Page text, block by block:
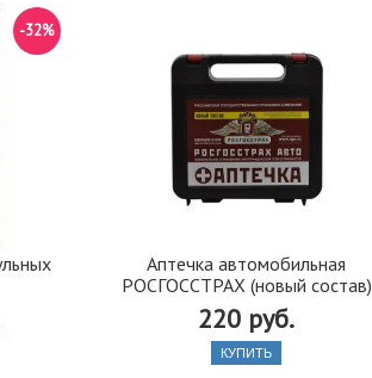
-32%
Аптечка автомобильная
РОСГОССТРАХ (новый состав)
220 руб.
КУПИТЬ